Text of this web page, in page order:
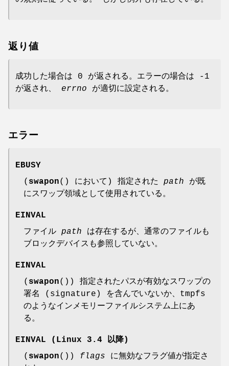
返り値
成功した場合は 0 が返される。エラーの場合は -1
が返され、 errno が適切に設定される。
エラー
EBUSY
( swapon() において) 指定された path が既
にスワップ領域として使用されている。
EINVAL
ファイル path は存在するが、通常のファイルも
ブロックデバイスも参照していない。
EINVAL
( swapon()) 指定されたパスが有効なスワップの
署名 (signature) を含んでいないか、tmpfs
のようなインメモリーファイルシステム上にあ
る。
EINVAL (Linux 3.4 以降)
( swapon()) flags に無効なフラグ値が指定さ